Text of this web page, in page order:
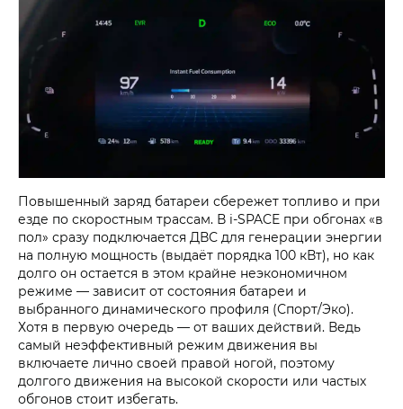
Повышенный заряд батареи сбережет топливо и при
езде по скоростным трассам. В i‑SPACE при обгонах «в
пол» сразу подключается ДВС для генерации энергии
на полную мощность (выдаёт порядка 100 кВт), но как
долго он остается в этом крайне неэкономичном
режиме — зависит от состояния батареи и
выбранного динамического профиля (Спорт/Эко).
Хотя в первую очередь — от ваших действий. Ведь
самый неэффективный режим движения вы
включаете лично своей правой ногой, поэтому
долгого движения на высокой скорости или частых
обгонов стоит избегать.